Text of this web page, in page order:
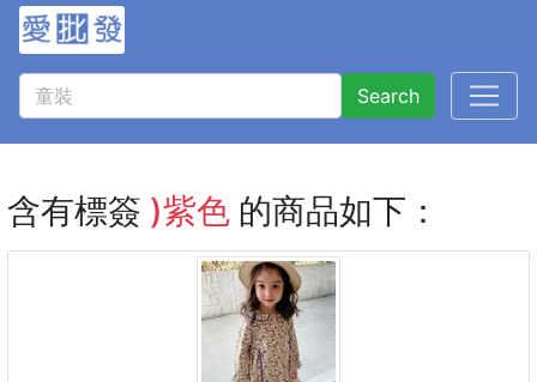
Search
含有標簽 )紫色 的商品如下：